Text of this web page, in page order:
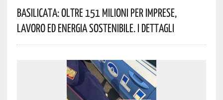
Basilicata: Oltre 151 Milioni Per Imprese,
Lavoro Ed Energia Sostenibile. I Dettagli